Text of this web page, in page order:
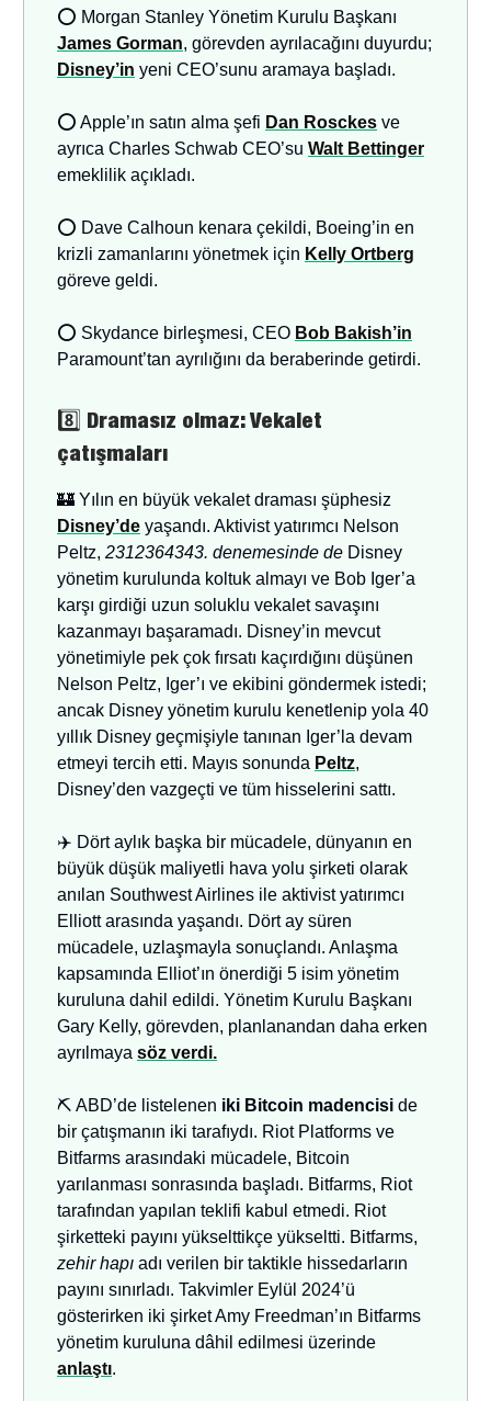
⭕ Morgan Stanley Yönetim Kurulu Başkanı
James Gorman, görevden ayrılacağını duyurdu;
Disney’in yeni CEO’sunu aramaya başladı.
⭕ Apple’ın satın alma şefi Dan Rosckes ve
ayrıca Charles Schwab CEO’su Walt Bettinger
emeklilik açıkladı.
⭕ Dave Calhoun kenara çekildi, Boeing’in en
krizli zamanlarını yönetmek için Kelly Ortberg
göreve geldi.
⭕ Skydance birleşmesi, CEO Bob Bakish’in
Paramount’tan ayrılığını da beraberinde getirdi.
8️⃣ Dramasız olmaz: Vekalet
çatışmaları
🏰 Yılın en büyük vekalet draması şüphesiz
Disney’de yaşandı. Aktivist yatırımcı Nelson
Peltz, 2312364343. denemesinde de Disney
yönetim kurulunda koltuk almayı ve Bob Iger’a
karşı girdiği uzun soluklu vekalet savaşını
kazanmayı başaramadı. Disney’in mevcut
yönetimiyle pek çok fırsatı kaçırdığını düşünen
Nelson Peltz, Iger’ı ve ekibini göndermek istedi;
ancak Disney yönetim kurulu kenetlenip yola 40
yıllık Disney geçmişiyle tanınan Iger’la devam
etmeyi tercih etti. Mayıs sonunda Peltz,
Disney’den vazgeçti ve tüm hisselerini sattı.
✈️ Dört aylık başka bir mücadele, dünyanın en
büyük düşük maliyetli hava yolu şirketi olarak
anılan Southwest Airlines ile aktivist yatırımcı
Elliott arasında yaşandı. Dört ay süren
mücadele, uzlaşmayla sonuçlandı. Anlaşma
kapsamında Elliot’ın önerdiği 5 isim yönetim
kuruluna dahil edildi. Yönetim Kurulu Başkanı
Gary Kelly, görevden, planlanandan daha erken
ayrılmaya söz verdi.
⛏️ ABD’de listelenen iki Bitcoin madencisi de
bir çatışmanın iki tarafıydı. Riot Platforms ve
Bitfarms arasındaki mücadele, Bitcoin
yarılanması sonrasında başladı. Bitfarms, Riot
tarafından yapılan teklifi kabul etmedi. Riot
şirketteki payını yükselttikçe yükseltti. Bitfarms,
zehir hapı adı verilen bir taktikle hissedarların
payını sınırladı. Takvimler Eylül 2024’ü
gösterirken iki şirket Amy Freedman’ın Bitfarms
yönetim kuruluna dâhil edilmesi üzerinde
anlaştı.